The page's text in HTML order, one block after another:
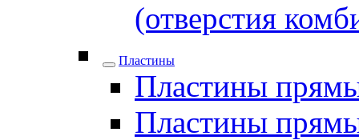
(отверстия
Пластины
Пластины
Пластины